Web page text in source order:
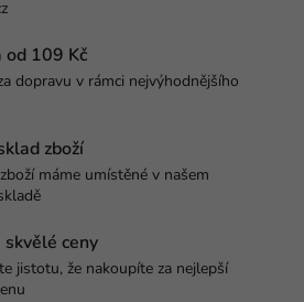
od 109 Kč
dopravu v rámci nejvýhodnějšího
zboží
máme umístěné v našem
skvělé ceny
jistotu, že nakoupíte za nejlepší